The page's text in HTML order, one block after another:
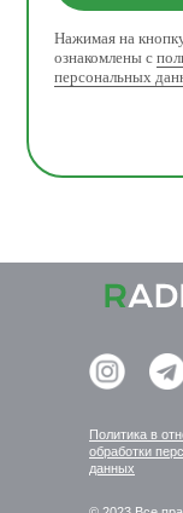
Нажимая на
ознакомлены с
персональных
Политика в
обработки
данных